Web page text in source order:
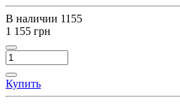
В наличии 1155
1 155 грн
Купить